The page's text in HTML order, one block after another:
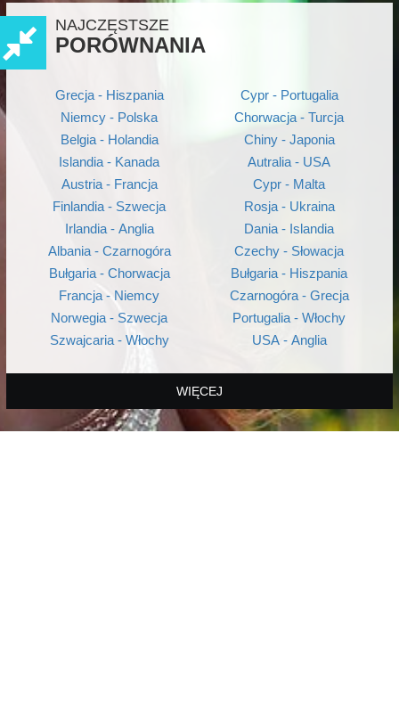
NAJCZĘSTSZE
PORÓWNANIA
Grecja - Hiszpania
Niemcy - Polska
Belgia - Holandia
Islandia - Kanada
Austria - Francja
Finlandia - Szwecja
Irlandia - Anglia
Albania - Czarnogóra
Bułgaria - Chorwacja
Francja - Niemcy
Norwegia - Szwecja
Szwajcaria - Włochy
Cypr - Portugalia
Chorwacja - Turcja
Chiny - Japonia
Autralia - USA
Cypr - Malta
Rosja - Ukraina
Dania - Islandia
Czechy - Słowacja
Bułgaria - Hiszpania
Czarnogóra - Grecja
Portugalia - Włochy
USA - Anglia
WIĘCEJ